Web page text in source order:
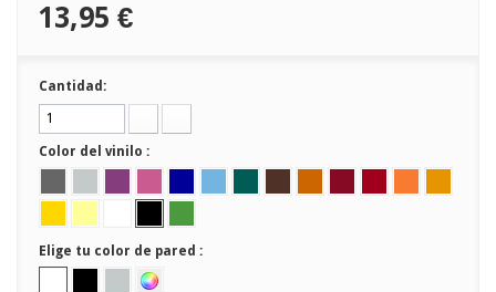
13,95 €
Cantidad:
Color del vinilo :
Elige tu color de pared :